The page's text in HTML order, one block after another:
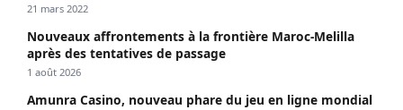
21 mars 2022
Nouveaux affrontements à la frontière Maroc-Melilla
après des tentatives de passage
1 août 2026
Amunra Casino, nouveau phare du jeu en ligne mondial